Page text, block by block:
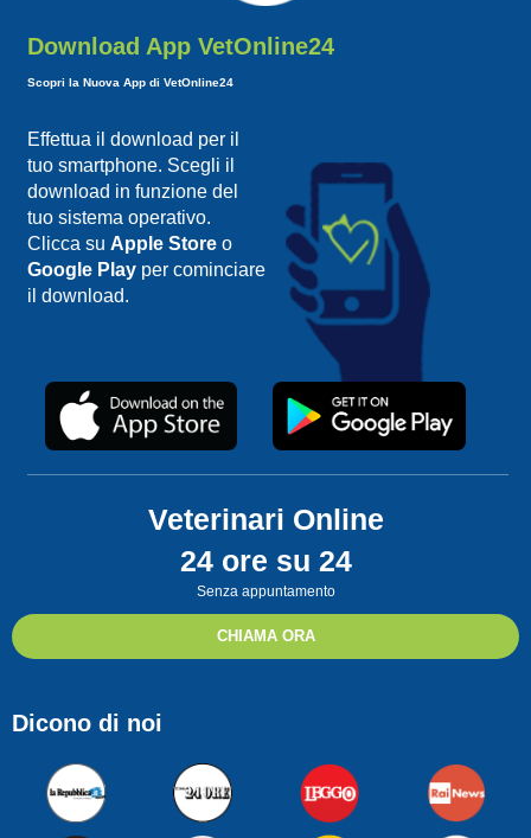
Download App VetOnline24
Scopri la Nuova App di VetOnline24
Effettua il download per il
tuo smartphone. Scegli il
download in funzione del
tuo sistema operativo.
Clicca su Apple Storeo
Google Playper cominciare
il download.
Veterinari Online
24 ore su 24
Senza appuntamento
CHIAMA ORA
Dicono di noi